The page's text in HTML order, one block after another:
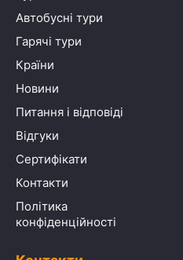
Автобусні тури
Гарячі тури
Країни
Новини
Питання і відповіді
Відгуки
Сертифікати
Контакти
Політика
конфіденційності